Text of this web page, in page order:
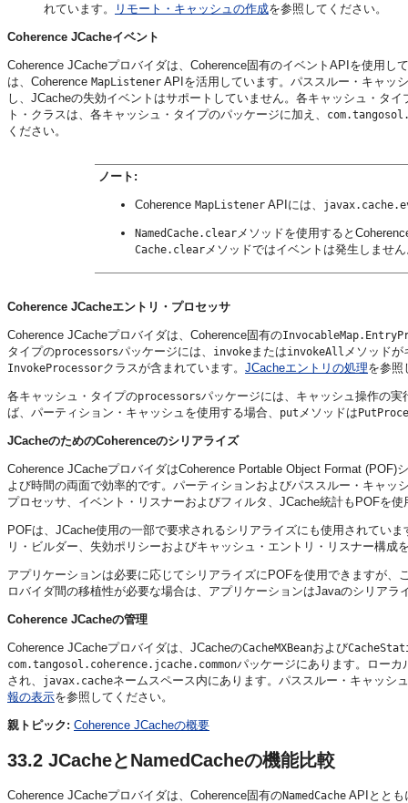
れています。
リモート・キャッシュの作成を参照してください。
Coherence JCacheイベント
Coherence JCacheプロバイダは、Coherence固有のイベントAPIを使用
は、Coherence MapListener APIを活用しています。パススルー・キャッ
し、JCacheの失効イベントはサポートしていません。各キャッシュ・タ
ト・クラスは、各キャッシュ・タイプのパッケージに加え、
ください。
ノート:
Coherence MapListenerAPIには、
NamedCache.clearメソッドを使用すると
Cache.clearメソッドではイベントは発生しません
Coherence JCacheエントリ・プロセッサ
Coherence JCacheプロバイダは、Coherence固有の
タイプのprocessorsパッケージには、 invoke またはinvokeAll メソッド
InvokeProcessorクラスが含まれています。 JCacheエントリの処理を参照
各キャッシュ・タイプのprocessorsパッケージには、キャッシュ操作の
ば、パーティション・キャッシュを使用する場合、
put メソッドは
JCacheのためのCoherenceのシリアライズ
Coherence JCacheプロバイダはCoherence Portable Object Format
よび時間の両面で効率的です。パーティションおよびパススルー・キャ
プロセッサ、イベント・リスナーおよびフィルタ、JCache統計もPOFを使
POFは、JCache使用の一部で要求されるシリアライズにも使用されていま
リ・ビルダー、失効ポリシーおよびキャッシュ・エントリ・リスナー構
アプリケーションは必要に応じてシリアライズにPOFを使用できますが
ロバイダ間の移植性が必要な場合は、アプリケーションはJavaのシリアラ
Coherence JCacheの管理
Coherence JCacheプロバイダは、JCacheのCacheMXBeanおよび
com.tangosol.coherence.jcache.commonパッケージにあります。ロー
され、
javax.cacheネームスペース内にあります。パススルー・キャッシ
報の表示を参照してください。
親トピック: Coherence JCacheの概要
33.2 JCacheとNamedCacheの機能比較
Coherence JCacheプロバイダは、Coherence固有のNamedCache APIととも